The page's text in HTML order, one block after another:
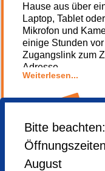
Hause aus über
Laptop, Tablet
Mikrofon und
einige Stunden
Zugangslink zum
Adresse.
Die Veranstaltung
durch die Willi-
Kooperation
Evangelisches
Weiterlesen...
nicht mehr
möglich
Bitte
August